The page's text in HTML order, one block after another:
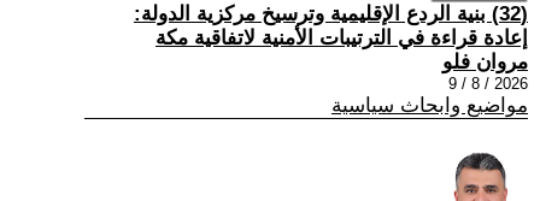
(32) بنية الردع الإقليمية وترسيخ مركزية الدولة:
إعادة قراءة في الترتيبات الأمنية لاتفاقية مكة
مروان فلو
2026 / 8 / 9
مواضيع وابحاث سياسية